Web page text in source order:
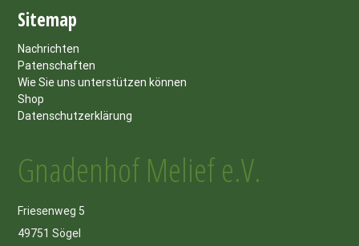
Sitemap
Nachrichten
Patenschaften
Wie Sie uns unterstützen können
Shop
Datenschutzerklärung
Gnadenhof Melief e.V.
Friesenweg 5
49751 Sögel